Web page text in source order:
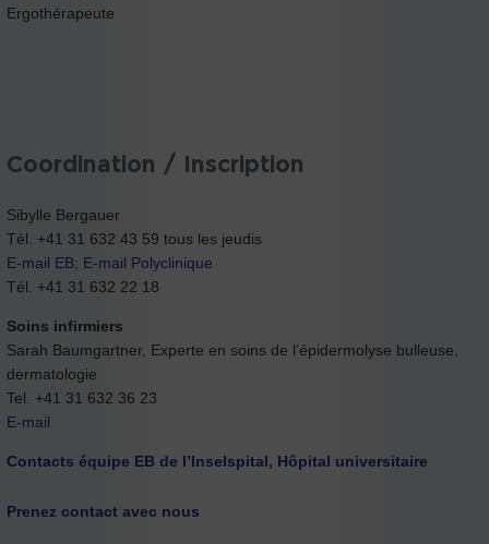
Ergothérapeute
Coordination / Inscription
Sibylle Bergauer
Tél. +41 31 632 43 59 tous les jeudis
E-mail EB; E-mail Polyclinique
Tél. +41 31 632 22 18
Soins infirmiers
Sarah Baumgartner, Experte en soins de l’épidermolyse bulleuse,
dermatologie
Tel. +41 31 632 36 23
E-mail
Contacts équipe EB de l’Inselspital, Hôpital universitaire
Prenez contact avec nous